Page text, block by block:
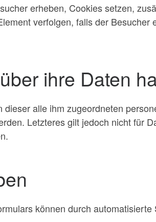
erheben, Cookies setzen,
verfolgen, falls der Besucher
ihre Daten
alle ihm zugeordneten
Letzteres gilt jedoch nicht für
können durch